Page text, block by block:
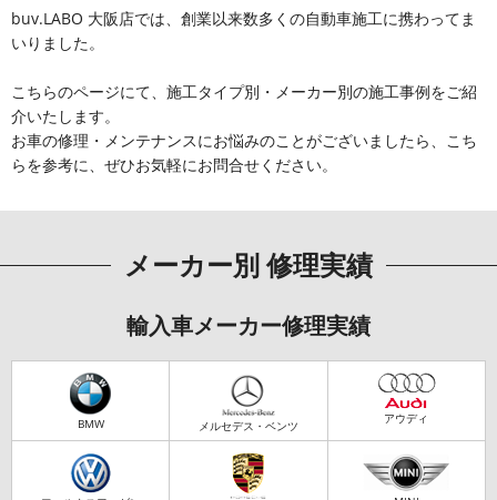
buv.LABO 大阪店では、創業以来数多くの自動車施工に携わってま
いりました。
こちらのページにて、施工タイプ別・メーカー別の施工事例をご紹
介いたします。
お車の修理・メンテナンスにお悩みのことがございましたら、こち
らを参考に、ぜひお気軽にお問合せください。
メーカー別 修理実績
輸入車メーカー修理実績
BMW メルセデス・ベンツ アウディ